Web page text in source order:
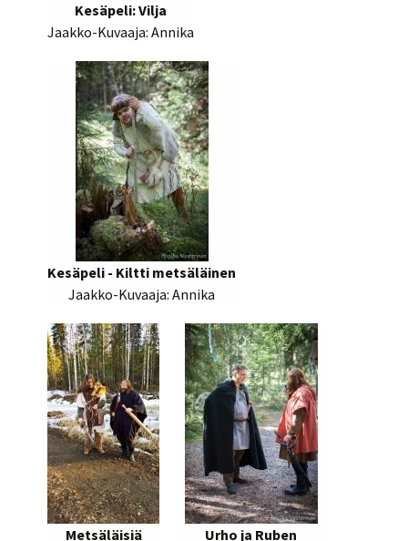
Kesäpeli: Vilja
Jaakko-Kuvaaja: Annika
Kesäpeli - Kiltti metsäläinen
Jaakko-Kuvaaja: Annika
Metsäläisiä
Urho ja Ruben